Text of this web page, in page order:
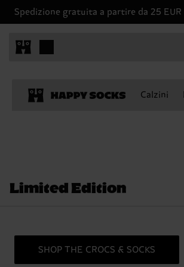
Spedizione gratuita a partire da 25 EUR
Calzini
Limited Edition
SHOP THE CROCS & SOCKS